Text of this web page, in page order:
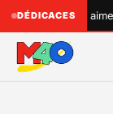
DÉDICACES
que vous aimez !